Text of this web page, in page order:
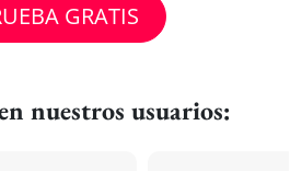
GRATIS
nuestros usuarios: